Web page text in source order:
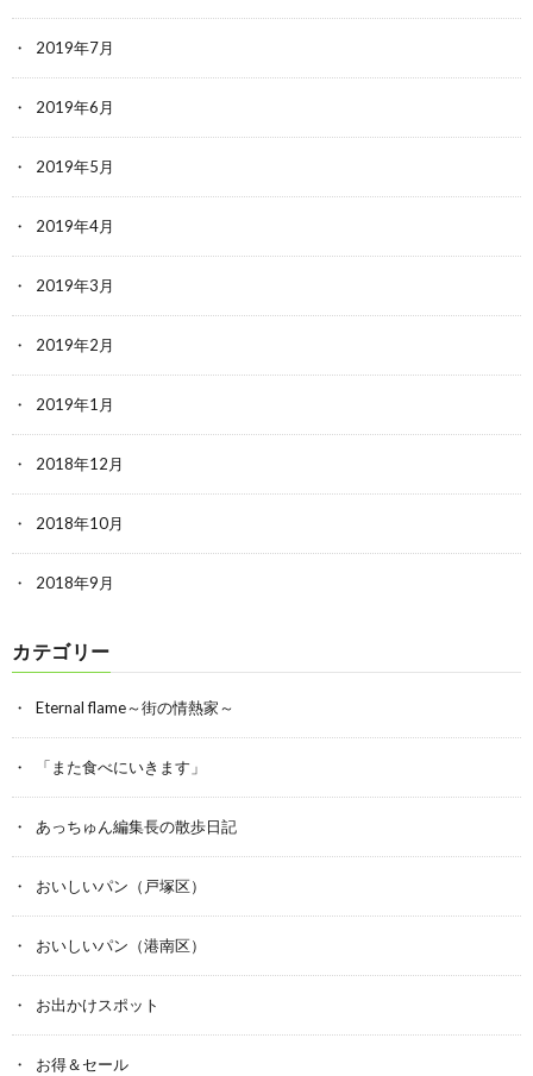
2019年7月
2019年6月
2019年5月
2019年4月
2019年3月
2019年2月
2019年1月
2018年12月
2018年10月
2018年9月
カテゴリー
Eternal flame～街の情熱家～
「また食べにいきます」
あっちゅん編集長の散歩日記
おいしいパン（戸塚区）
おいしいパン（港南区）
お出かけスポット
お得＆セール